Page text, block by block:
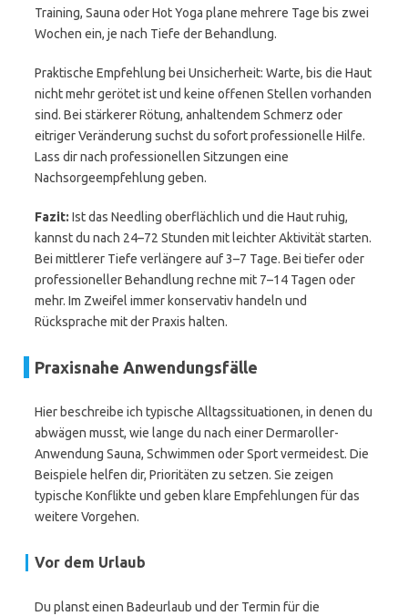
Training, Sauna oder Hot Yoga plane mehrere Tage bis zwei
Wochen ein, je nach Tiefe der Behandlung.
Praktische Empfehlung bei Unsicherheit: Warte, bis die Haut
nicht mehr gerötet ist und keine offenen Stellen vorhanden
sind. Bei stärkerer Rötung, anhaltendem Schmerz oder
eitriger Veränderung suchst du sofort professionelle Hilfe.
Lass dir nach professionellen Sitzungen eine
Nachsorgeempfehlung geben.
Fazit: Ist das Needling oberflächlich und die Haut ruhig,
kannst du nach 24–72 Stunden mit leichter Aktivität starten.
Bei mittlerer Tiefe verlängere auf 3–7 Tage. Bei tiefer oder
professioneller Behandlung rechne mit 7–14 Tagen oder
mehr. Im Zweifel immer konservativ handeln und
Rücksprache mit der Praxis halten.
Praxisnahe Anwendungsfälle
Hier beschreibe ich typische Alltagssituationen, in denen du
abwägen musst, wie lange du nach einer Dermaroller-
Anwendung Sauna, Schwimmen oder Sport vermeidest. Die
Beispiele helfen dir, Prioritäten zu setzen. Sie zeigen
typische Konflikte und geben klare Empfehlungen für das
weitere Vorgehen.
Vor dem Urlaub
Du planst einen Badeurlaub und der Termin für die